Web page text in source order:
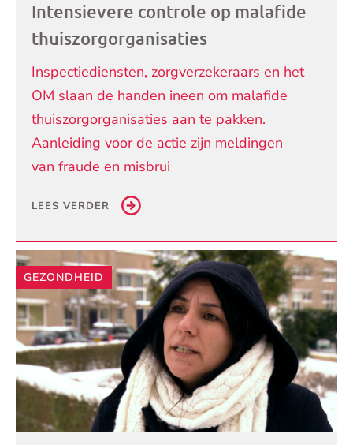
Intensievere controle op malafide
thuiszorgorganisaties
Inspectiediensten, zorgverzekeraars en het
OM slaan de handen ineen om malafide
thuiszorgorganisaties aan te pakken.
Aanleiding voor de actie zijn meldingen
van fraude en misbrui
LEES VERDER
GEZONDHEID